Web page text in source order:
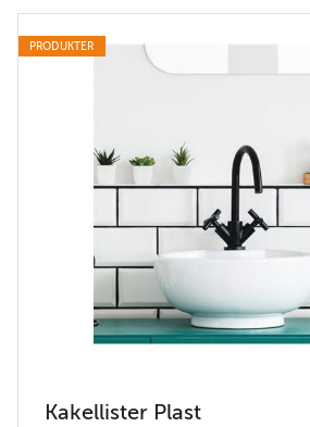
PRODUKTER
Kakellister Plast